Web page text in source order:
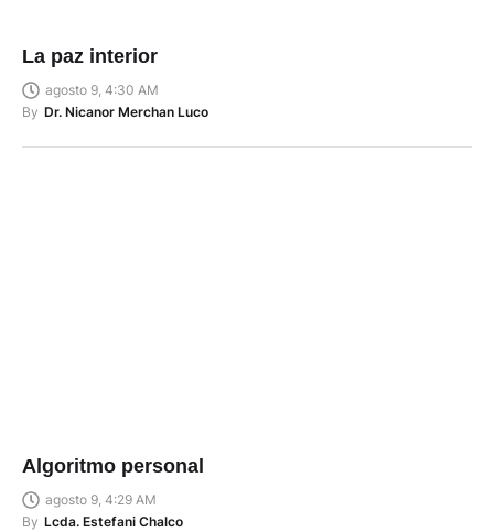
La paz interior
agosto 9, 4:30 AM
By Dr. Nicanor Merchan Luco
Algoritmo personal
agosto 9, 4:29 AM
By Lcda. Estefani Chalco